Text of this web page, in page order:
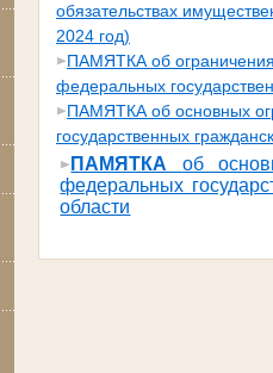
обязательствах
2024 год)
ПАМЯТКА об
федеральных
ПАМЯТКА об основных
государственных
ПАМЯТКА об
федеральных
области